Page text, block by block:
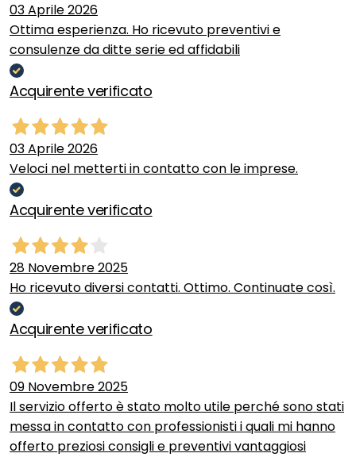
03 Aprile 2026
Ottima esperienza. Ho ricevuto preventivi e
consulenze da ditte serie ed affidabili
Acquirente verificato
03 Aprile 2026
Veloci nel metterti in contatto con le imprese.
Acquirente verificato
28 Novembre 2025
Ho ricevuto diversi contatti. Ottimo. Continuate così.
Acquirente verificato
09 Novembre 2025
Il servizio offerto è stato molto utile perché sono stati
messa in contatto con professionisti i quali mi hanno
offerto preziosi consigli e preventivi vantaggiosi